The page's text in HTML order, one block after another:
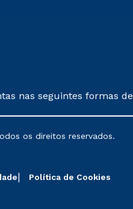
nas seguintes formas
poderão sofrer
os direitos reservados.
Política de Cookies